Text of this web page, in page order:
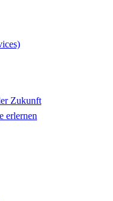
Zukunft
erlernen